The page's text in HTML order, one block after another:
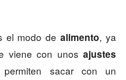
el modo dealimento, ya
viene con unos ajustes
sacar con un